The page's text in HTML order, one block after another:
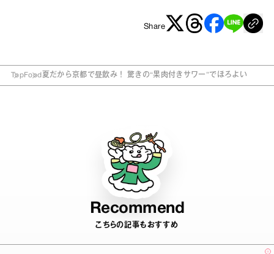
Share
TopFood 夏だから京都で昼飲み！ 驚きの“果肉付きサワー”でほろよい
Recommend
こちらの記事もおすすめ